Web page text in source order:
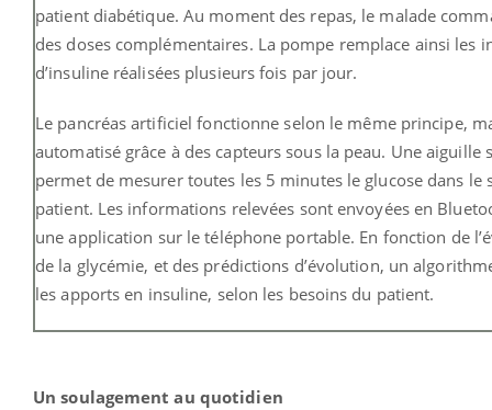
patient diabétique. Au moment des repas, le malade
des doses complémentaires. La pompe remplace ainsi les
d’insuline réalisées plusieurs fois par jour.
Le pancréas artificiel fonctionne selon le même principe,
automatisé grâce à des capteurs sous la peau. Une aiguille
permet de mesurer toutes les 5 minutes le glucose dans le
patient. Les informations relevées sont envoyées en
une application sur le téléphone portable. En fonction de
de la glycémie, et des prédictions d’évolution, un
les apports en insuline, selon les besoins du patient.
Un soulagement au quotidien